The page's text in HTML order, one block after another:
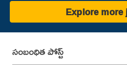
Explore
సంబంధిత పోస్ట్